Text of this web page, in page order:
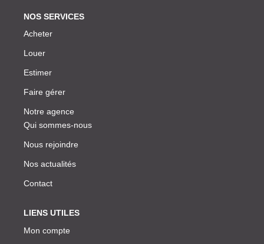
NOS SERVICES
Acheter
Louer
Estimer
Faire gérer
Notre agence
Qui sommes-nous
Nous rejoindre
Nos actualités
Contact
LIENS UTILES
Mon compte